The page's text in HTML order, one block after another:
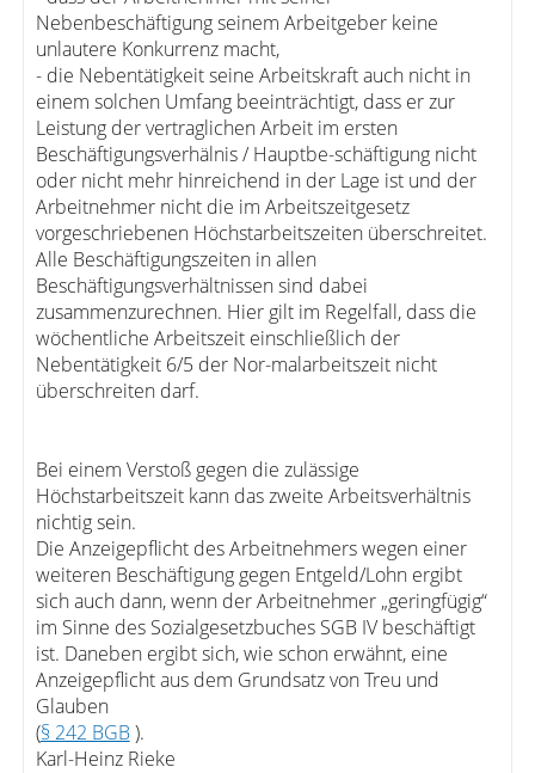
Nebenbeschäftigung seinem Arbeitgeber keine
unlautere Konkurrenz macht,
- die Nebentätigkeit seine Arbeitskraft auch nicht in
einem solchen Umfang beeinträchtigt, dass er zur
Leistung der vertraglichen Arbeit im ersten
Beschäftigungsverhälnis / Hauptbe-schäftigung nicht
oder nicht mehr hinreichend in der Lage ist und der
Arbeitnehmer nicht die im Arbeitszeitgesetz
vorgeschriebenen Höchstarbeitszeiten überschreitet.
Alle Beschäftigungszeiten in allen
Beschäftigungsverhältnissen sind dabei
zusammenzurechnen. Hier gilt im Regelfall, dass die
wöchentliche Arbeitszeit einschließlich der
Nebentätigkeit 6/5 der Nor-malarbeitszeit nicht
überschreiten darf.
Bei einem Verstoß gegen die zulässige
Höchstarbeitszeit kann das zweite Arbeitsverhältnis
nichtig sein.
Die Anzeigepflicht des Arbeitnehmers wegen einer
weiteren Beschäftigung gegen Entgeld/Lohn ergibt
sich auch dann, wenn der Arbeitnehmer „geringfügig“
im Sinne des Sozialgesetzbuches SGB IV beschäftigt
ist. Daneben ergibt sich, wie schon erwähnt, eine
Anzeigepflicht aus dem Grundsatz von Treu und
Glauben
(§ 242 BGB).
Karl-Heinz Rieke